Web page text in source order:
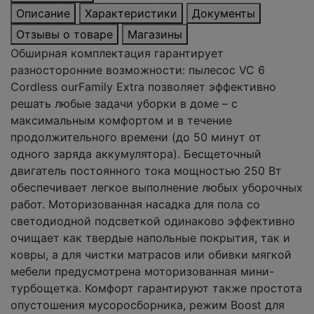
Описание
Характеристики
Документы
Отзывы о товаре
Магазины
Обширная комплектация гарантирует
разносторонние возможности: пылесос VC 6
Cordless ourFamily Extra позволяет эффективно
решать любые задачи уборки в доме – с
максимальным комфортом и в течение
продолжительного времени (до 50 минут от
одного заряда аккумулятора). Бесщеточный
двигатель постоянного тока мощностью 250 Вт
обеспечивает легкое выполнение любых уборочных
работ. Моторизованная насадка для пола со
светодиодной подсветкой одинаково эффективно
очищает как твердые напольные покрытия, так и
ковры, а для чистки матрасов или обивки мягкой
мебели предусмотрена моторизованная мини-
турбощетка. Комфорт гарантируют также простота
опустошения мусоросборника, режим Boost для